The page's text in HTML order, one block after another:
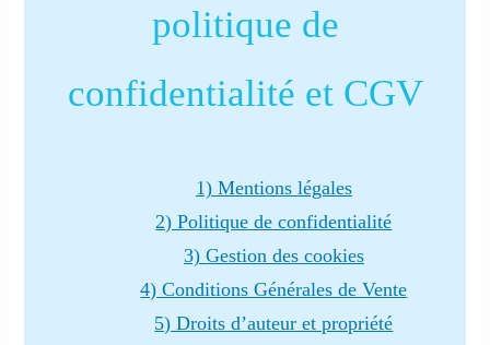
politique de
confidentialité et CGV
1) Mentions légales
2) Politique de confidentialité
3) Gestion des cookies
4) Conditions Générales de Vente
5) Droits d’auteur et propriété